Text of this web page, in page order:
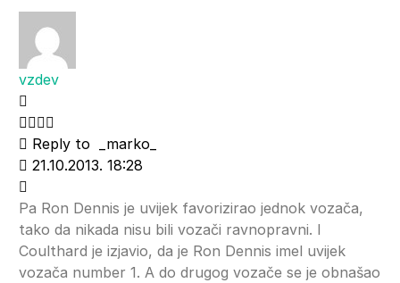
vzdev
Reply to
_marko_
21.10.2013. 18:28
Pa Ron Dennis je uvijek favorizirao jednok vozača,
tako da nikada nisu bili vozači ravnopravni. I
Coulthard je izjavio, da je Ron Dennis imel uvijek
vozača number 1. A do drugog vozače se je obnašao